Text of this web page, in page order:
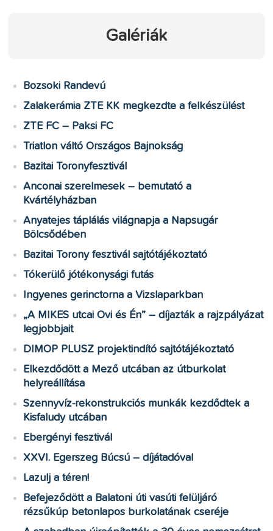
Galériák
Bozsoki Randevú
Zalakerámia ZTE KK megkezdte a felkészülést
ZTE FC – Paksi FC
Triatlon váltó Országos Bajnokság
Bazitai Toronyfesztivál
Anconai szerelmesek – bemutató a
Kvártélyházban
Anyatejes táplálás világnapja a Napsugár
Bölcsődében
Bazitai Torony fesztivál sajtótájékoztató
Tókerülő jótékonysági futás
Ingyenes gerinctorna a Vizslaparkban
„A MIKES utcai Ovi és Én” – díjazták a rajzpályázat
legjobbjait
DIMOP PLUSZ projektindító sajtótájékoztató
Elkezdődött a Mező utcában az útburkolat
helyreállítása
Szennyvíz-rekonstrukciós munkák kezdődtek a
Kisfaludy utcában
Ebergényi fesztivál
XXVI. Egerszeg Búcsú – díjátadóval
Lazulj a téren!
Befejeződött a Balatoni úti vasúti felüljáró
rézsűkúp betonlapos burkolatának cseréje